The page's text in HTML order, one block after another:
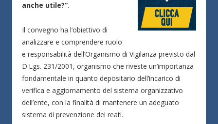
anche utile?”.
Il convegno ha l’obiettivo di
analizzare e comprendere ruolo
e responsabilità dell’Organismo di Vigilanza previsto dal
D.Lgs. 231/2001, organismo che riveste un’importanza
fondamentale in quanto depositario dell’incarico di
verifica e aggiornamento del sistema organizzativo
dell’ente, con la finalità di mantenere un adeguato
sistema di prevenzione dei reati.